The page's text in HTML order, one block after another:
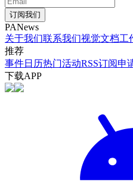
订阅我们
PANews
关于我们联系我们视觉文档工
推荐
事件日历热门活动RSS订阅申
下载APP